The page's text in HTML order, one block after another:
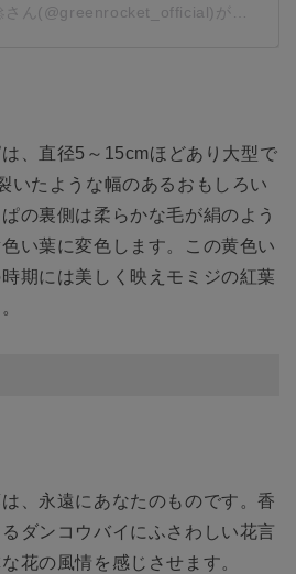
、直径5～15cmほどあり大型で
いたような幅のあるおもしろい
の裏側は柔らかな毛が絹のよう
い葉に変色します。この黄色い
期には美しく映えモミジの紅葉
、永遠にあなたのものです。香
ダンコウバイにふさわしい花言
花の風情を感じさせます。